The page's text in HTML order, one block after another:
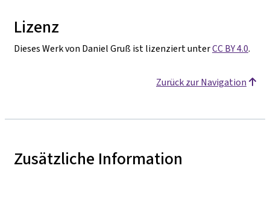
Lizenz
Dieses Werk von Daniel Gruß ist lizenziert unterCC BY 4.0.
Zurück zur Navigation
Zusätzliche Information